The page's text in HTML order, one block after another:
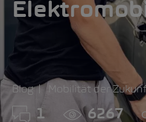
Blog Mobilität der
1 6267